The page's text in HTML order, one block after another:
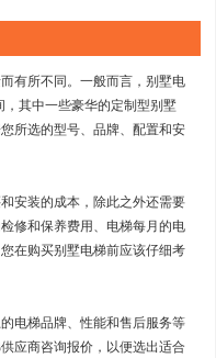
有所不同。一般而言，别墅电
其中一些豪华的定制型别墅
所选的型号、品牌、配置和安
安装的成本，除此之外还需要
修和保养费用、电梯每月的电
在购买别墅电梯前应该仔细考
电梯品牌、性能和售后服务等
应商咨询报价，以便选出适合